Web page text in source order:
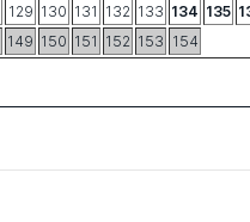
129 130 131 132 133 134 135
149 150 151 152 153 154